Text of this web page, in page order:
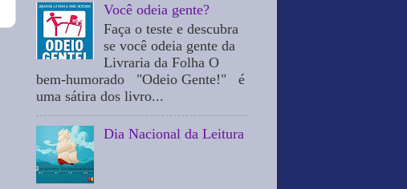
Você odeia gente?
Faça o teste e descubra
se você odeia gente da
Livraria da Folha O
bem-humorado "Odeio Gente!" é
uma sátira dos livro...
Dia Nacional da Leitura